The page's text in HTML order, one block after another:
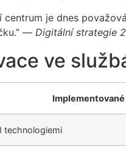
centrum je dnes
— Digitální strategie
ve
technologiemi